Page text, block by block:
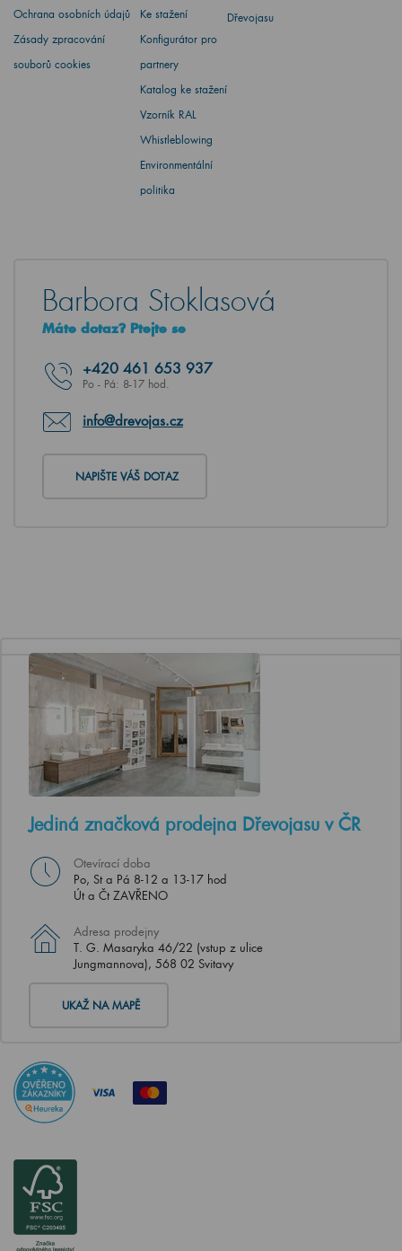
Ochrana osobních údajů
Zásady zpracování
souborů cookies
Ke stažení
Konfigurátor pro
partnery
Katalog ke stažení
Vzorník RAL
Whistleblowing
Environmentální
politika
Dřevojasu
Barbora Stoklasová
Máte dotaz? Ptejte se
+420 461 653 937
Po - Pá: 8-17 hod.
info@drevojas.cz
NAPIŠTE VÁŠ DOTAZ
Jediná značková prodejna Dřevojasu v ČR
Otevírací doba
Po, St a Pá 8-12 a 13-17 hod
Út a Čt ZAVŘENO
Adresa prodejny
T. G. Masaryka 46/22 (vstup z ulice
Jungmannova), 568 02 Svitavy
UKAŽ NA MAPĚ